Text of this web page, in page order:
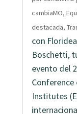
cambiaMO,
destacada,
con
Boschetti,
evento del
Institutes